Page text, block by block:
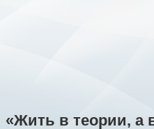
«Жить в теории, а